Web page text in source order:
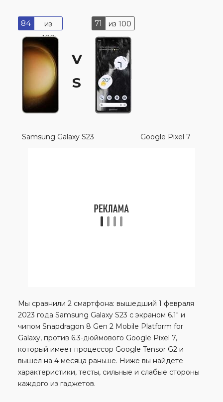
84
из
100
V
S
71 из 100
Samsung Galaxy S23 Google Pixel 7
Мы сравнили 2 смартфона: вышедший 1 февраля
2023 года Samsung Galaxy S23 с экраном 6.1″ и
чипом Snapdragon 8 Gen 2 Mobile Platform for
Galaxy, против 6.3-дюймового Google Pixel 7,
который имеет процессор Google Tensor G2 и
вышел на 4 месяца раньше. Ниже вы найдете
характеристики, тесты, сильные и слабые стороны
каждого из гаджетов.